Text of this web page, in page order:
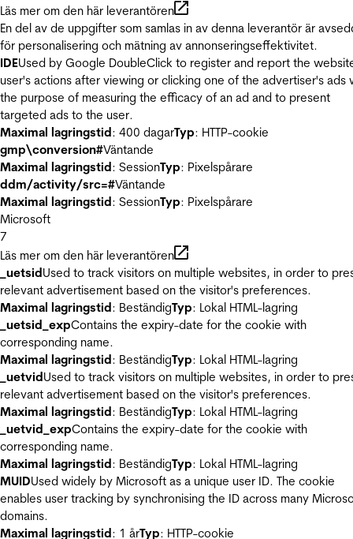
Läs mer om den här leverantören
En del av de uppgifter som samlas in av denna leverantör är
för personalisering och mätning av annonseringseffektivitet.
IDEUsed by Google DoubleClick to register and report the
user's actions after viewing or clicking one of the advertiser's ads
the purpose of measuring the efficacy of an ad and to present
targeted ads to the user.
Maximal lagringstid: 400 dagarTyp: HTTP-cookie
gmp\conversion#Väntande
Maximal lagringstid: SessionTyp: Pixelspårare
ddm/activity/src=#Väntande
Maximal lagringstid: SessionTyp: Pixelspårare
Microsoft
7
Läs mer om den här leverantören
_uetsidUsed to track visitors on multiple websites, in order to
relevant advertisement based on the visitor's preferences.
Maximal lagringstid: BeständigTyp: Lokal HTML-lagring
_uetsid_expContains the expiry-date for the cookie with
corresponding name.
Maximal lagringstid: BeständigTyp: Lokal HTML-lagring
_uetvidUsed to track visitors on multiple websites, in order to
relevant advertisement based on the visitor's preferences.
Maximal lagringstid: BeständigTyp: Lokal HTML-lagring
_uetvid_expContains the expiry-date for the cookie with
corresponding name.
Maximal lagringstid: BeständigTyp: Lokal HTML-lagring
MUIDUsed widely by Microsoft as a unique user ID. The cookie
enables user tracking by synchronising the ID across many
domains.
Maximal lagringstid: 1 årTyp: HTTP-cookie